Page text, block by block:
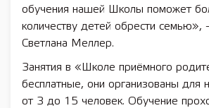
обучения нашей Школы поможет
количеству детей обрести семью»,
Светлана Меллер.
Занятия в «Школе приёмного
бесплатные, они организованы для
от 3 до 15 человек. Обучение